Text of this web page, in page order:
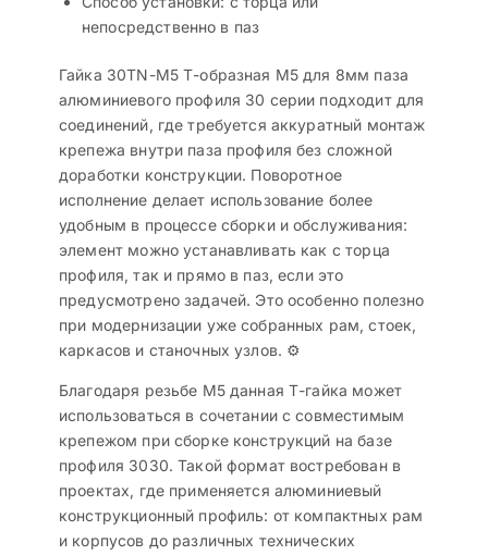
непосредственно в паз
Гайка 30TN-M5 Т-образная M5 для 8мм паза
алюминиевого профиля 30 серии подходит для
соединений, где требуется аккуратный монтаж
крепежа внутри паза профиля без сложной
доработки конструкции. Поворотное
исполнение делает использование более
удобным в процессе сборки и обслуживания:
элемент можно устанавливать как с торца
профиля, так и прямо в паз, если это
предусмотрено задачей. Это особенно полезно
при модернизации уже собранных рам, стоек,
каркасов и станочных узлов. ⚙️
Благодаря резьбе M5 данная Т-гайка может
использоваться в сочетании с совместимым
крепежом при сборке конструкций на базе
профиля 3030. Такой формат востребован в
проектах, где применяется алюминиевый
конструкционный профиль: от компактных рам
и корпусов до различных технических